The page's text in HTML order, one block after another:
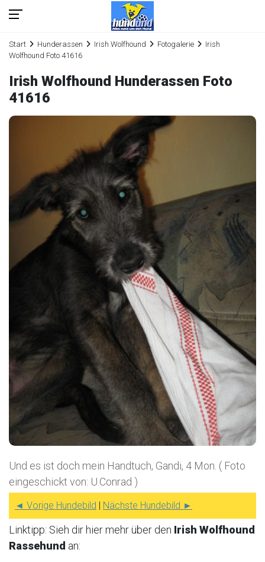
Start Hunderassen Irish Wolfhound Fotogalerie
Irish
Wolfhound Foto 41616
Irish Wolfhound Hunderassen Foto
41616
Und es ist doch mein Handtuch, Gandi, 4 Mon. ( Foto
eingeschickt von: U.Conrad )
◄ Vorige Hundebild | Nächste Hundebild ►
Linktipp: Sieh dir hier mehr über den Irish Wolfhound
Rassehund an: